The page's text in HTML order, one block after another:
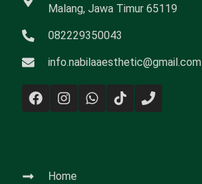
Malang, Jawa Timur 65119
082229350043
info.nabilaaesthetic@gmail.com
Home